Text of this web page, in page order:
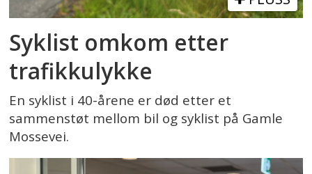
Syklist omkom etter
trafikkulykke
En syklist i 40-årene er død etter et
sammenstøt mellom bil og syklist på Gamle
Mossevei.